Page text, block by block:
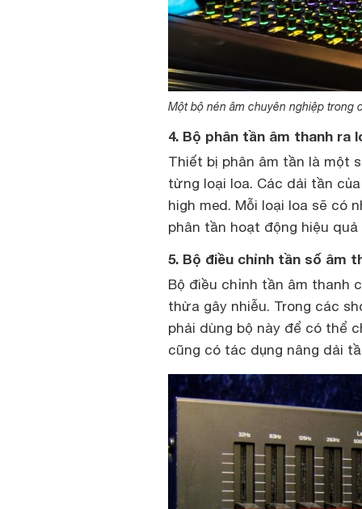
Một bộ nén âm chuyên nghiệp trong
4. Bộ phân tần âm thanh ra
Thiết bị phân âm tần là một
từng loại loa. Các dải tần
high med. Mỗi loại loa sẽ có
phân tần hoạt động hiệu quả
5. Bộ điều chỉnh tần số âm
Bộ điều chỉnh tần âm thanh
thừa gây nhiễu. Trong các
phải dùng bộ này để có thể
cũng có tác dụng nâng dải